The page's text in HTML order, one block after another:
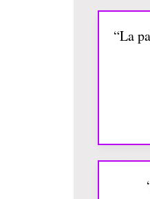
“La